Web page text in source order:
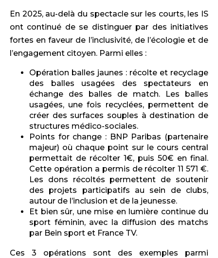
En 2025, au-delà du spectacle sur les courts, les IS
ont continué de se distinguer par des initiatives
fortes en faveur de l’inclusivité, de l’écologie et de
l’engagement citoyen. Parmi elles :
Opération balles jaunes : récolte et recyclage
des balles usagées des spectateurs en
échange des balles de match. Les balles
usagées, une fois recyclées, permettent de
créer des surfaces souples à destination de
structures médico-sociales.
Points for change : BNP Paribas (partenaire
majeur) où chaque point sur le cours central
permettait de récolter 1€, puis 50€ en final.
Cette opération a permis de récolter 11 571 €.
Les dons récoltés permettent de soutenir
des projets participatifs au sein de clubs,
autour de l’inclusion et de la jeunesse.
Et bien sûr, une mise en lumière continue du
sport féminin, avec la diffusion des matchs
par Bein sport et France TV.
Ces 3 opérations sont des exemples parmi